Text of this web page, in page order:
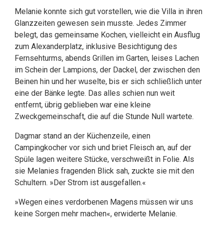
Melanie konnte sich gut vorstellen, wie die Villa in ihren
Glanzzeiten gewesen sein musste. Jedes Zimmer
belegt, das gemeinsame Kochen, vielleicht ein Ausflug
zum Alexanderplatz, inklusive Besichtigung des
Fernsehturms, abends Grillen im Garten, leises Lachen
im Schein der Lampions, der Dackel, der zwischen den
Beinen hin und her wuselte, bis er sich schließlich unter
eine der Bänke legte. Das alles schien nun weit
entfernt, übrig geblieben war eine kleine
Zweckgemeinschaft, die auf die Stunde Null wartete.
Dagmar stand an der Küchenzeile, einen
Campingkocher vor sich und briet Fleisch an, auf der
Spüle lagen weitere Stücke, verschweißt in Folie. Als
sie Melanies fragenden Blick sah, zuckte sie mit den
Schultern. »Der Strom ist ausgefallen.«
»Wegen eines verdorbenen Magens müssen wir uns
keine Sorgen mehr machen«, erwiderte Melanie.